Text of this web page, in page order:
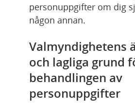
personuppgifter om dig
någon annan.
Valmyndighetens
och lagliga grund
behandlingen av
personuppgifter